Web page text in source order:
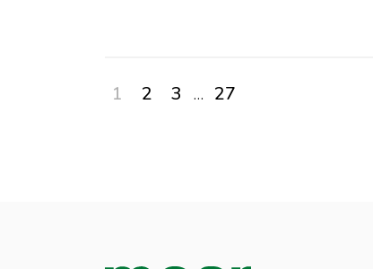
1 2 3 … 27